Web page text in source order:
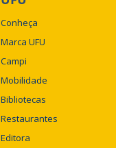
Conheça
Marca UFU
Campi
Mobilidade
Bibliotecas
Restaurantes
Editora